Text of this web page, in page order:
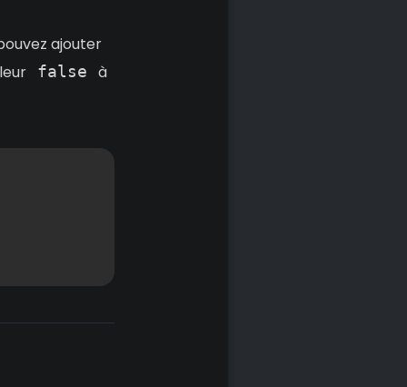
ajouter
false à